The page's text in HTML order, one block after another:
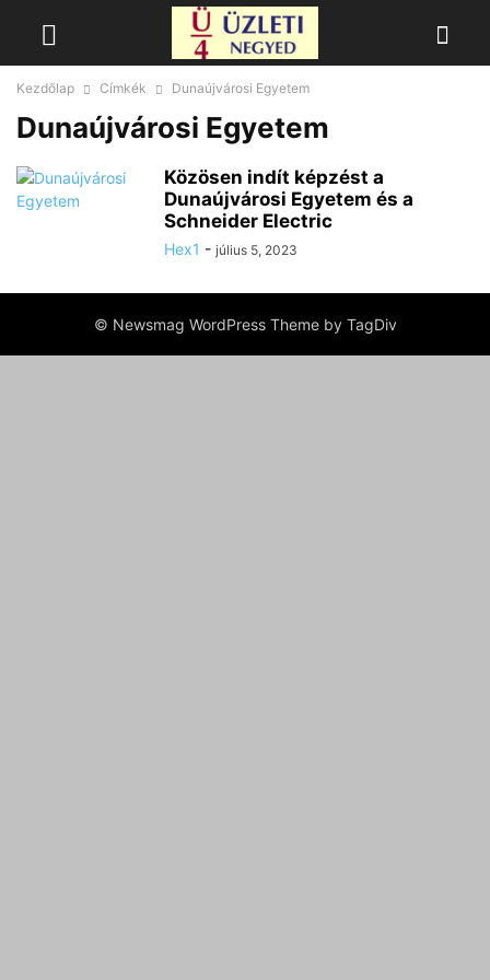
Kezdőlap Címkék Dunaújvárosi Egyetem
Dunaújvárosi Egyetem
Közösen indít képzést a
Dunaújvárosi Egyetem és a
Schneider Electric
Hex1 - július 5, 2023
© Newsmag WordPress Theme by TagDiv